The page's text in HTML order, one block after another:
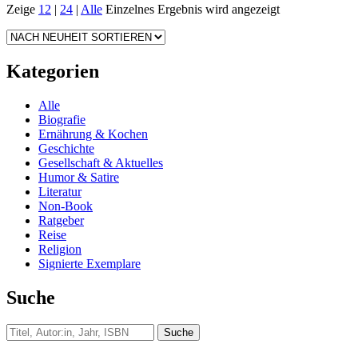
Zeige 12 | 24 | Alle Einzelnes Ergebnis wird angezeigt
Kategorien
Alle
Biografie
Ernährung & Kochen
Geschichte
Gesellschaft & Aktuelles
Humor & Satire
Literatur
Non-Book
Ratgeber
Reise
Religion
Signierte Exemplare
Suche